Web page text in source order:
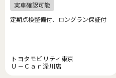
定期点検整備付、ロングラン保証付
トヨタモビリティ東京
Ｕ－Ｃａｒ深川店